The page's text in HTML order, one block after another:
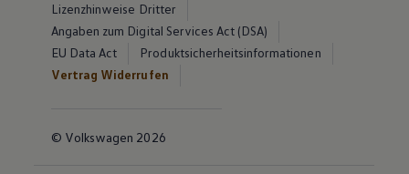
Lizenzhinweise Dritter
Angaben zum Digital Services Act (DSA)
EU Data Act
Produktsicherheitsinformationen
Vertrag Widerrufen
© Volkswagen 2026